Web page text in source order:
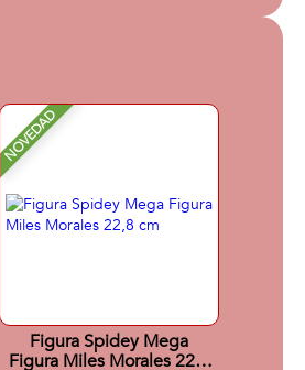
NOVEDAD
Figura Spidey Mega
Figura Miles Morales 22,8